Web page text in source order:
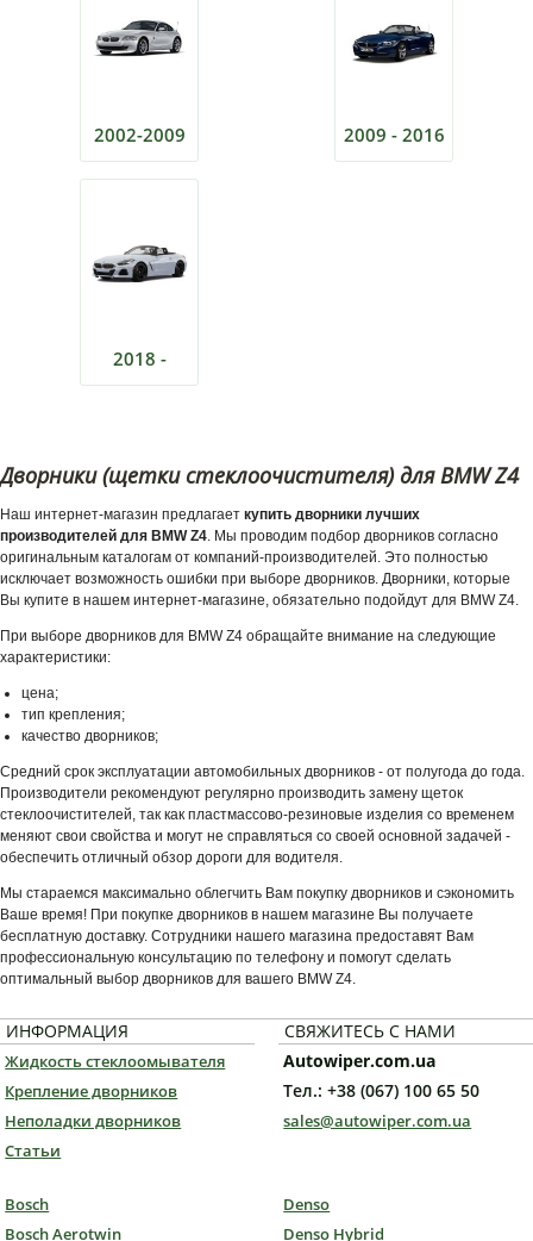
2002-2009 2009 - 2016
2018 -
Дворники (щетки стеклоочистителя) для BMW Z4
Наш интернет-магазин предлагает купить дворники лучших
производителей для BMW Z4. Мы проводим подбор дворников согласно
оригинальным каталогам от компаний-производителей. Это полностью
исключает возможность ошибки при выборе дворников. Дворники, которые
Вы купите в нашем интернет-магазине, обязательно подойдут для BMW Z4.
При выборе дворников для BMW Z4 обращайте внимание на следующие
характеристики:
цена;
тип крепления;
качество дворников;
Средний срок эксплуатации автомобильных дворников - от полугода до года.
Производители рекомендуют регулярно производить замену щеток
стеклоочистителей, так как пластмассово-резиновые изделия со временем
меняют свои свойства и могут не справляться со своей основной задачей -
обеспечить отличный обзор дороги для водителя.
Мы стараемся максимально облегчить Вам покупку дворников и сэкономить
Ваше время! При покупке дворников в нашем магазине Вы получаете
бесплатную доставку. Сотрудники нашего магазина предоставят Вам
профессиональную консультацию по телефону и помогут сделать
оптимальный выбор дворников для вашего BMW Z4.
ИНФОРМАЦИЯ
Жидкость стеклоомывателя
Крепление дворников
Неполадки дворников
Статьи
СВЯЖИТЕСЬ С НАМИ
Autowiper.com.ua
Тел.: +38 (067) 100 65 50
sales@autowiper.com.ua
Bosch
Bosch Aerotwin
Denso
Denso Hybrid